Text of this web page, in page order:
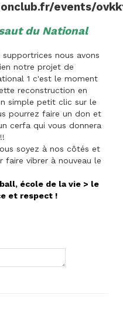
events/
du National
nous avons
notre projet de
1 c'est le moment
reconstruction en
simple petit clic sur le
pourrez faire un don et
cerfa qui vous donnera
soyez à nos côtés et
faire vibrer à nouveau le
école de la vie > le
et respect !